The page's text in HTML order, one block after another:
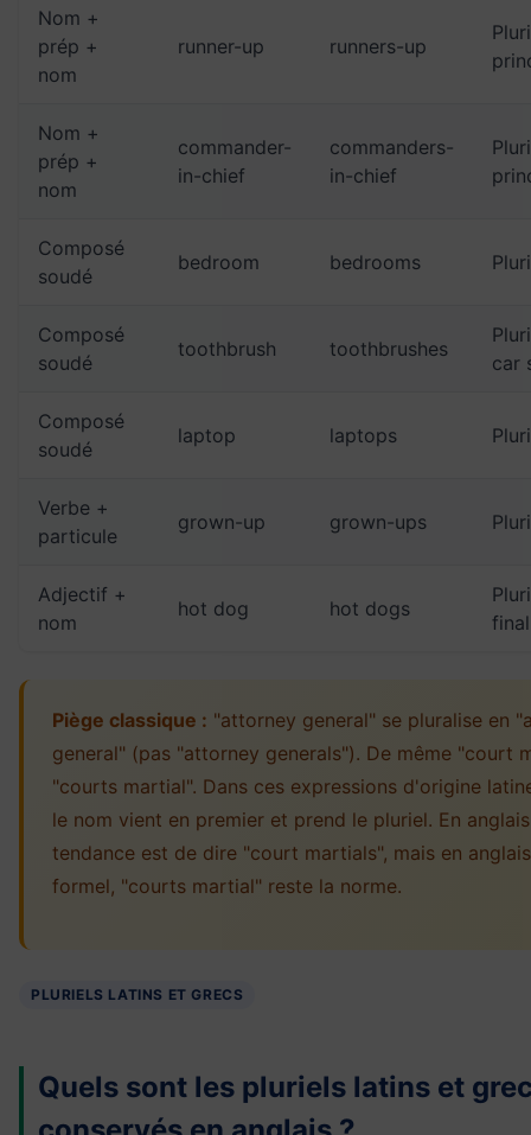
Nom +
prép +
nom
runner-up runners-up
Nom +
prép +
nom
commander-
in-chief
commanders-
in-chief
Composé
soudé
bedroom bedrooms
Composé
soudé
toothbrush toothbrushes
car
Composé
soudé
laptop laptops
Verbe +
particule
grown-up grown-ups
Adjectif +
nom
hot dog hot dogs
final
Piège classique : "attorney general" se pluralise en
general" (pas "attorney generals"). De même "court
"courts martial". Dans ces expressions d'origine
le nom vient en premier et prend le pluriel. En
tendance est de dire "court martials", mais en
formel, "courts martial" reste la norme.
PLURIELS LATINS ET GRECS
Quels sont les pluriels latins et